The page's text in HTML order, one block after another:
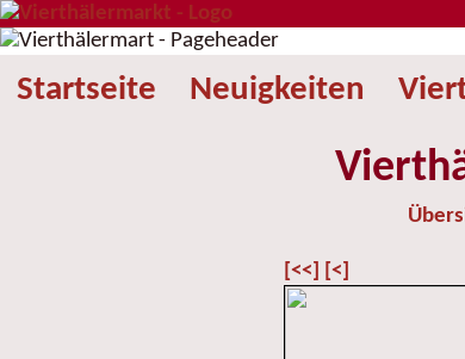
Startseite Neuigkeiten
[<<] [<]